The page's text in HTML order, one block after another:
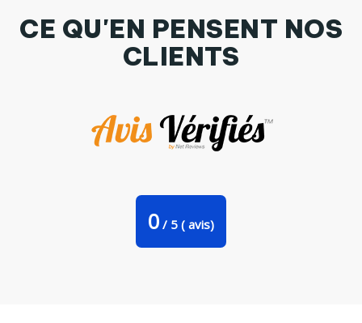
CE QU'EN PENSENT NOS
CLIENTS
0 / 5 ( avis)